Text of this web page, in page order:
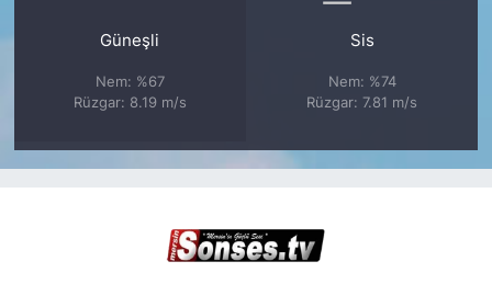
Güneşli
Nem: %67
Rüzgar: 8.19 m/s
Sis
Nem: %74
Rüzgar: 7.81 m/s